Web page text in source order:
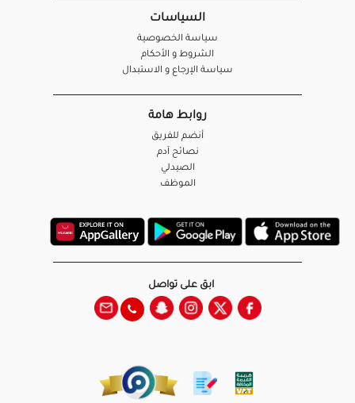
السياسات
سياسة الخصوصية
الشروط و الأحكام
سياسة الإرجاع و الاستبدال
روابط هامة
أنضم للفريق
نصائح آدم
الصيدلي
الموظف
ابق على تواصل